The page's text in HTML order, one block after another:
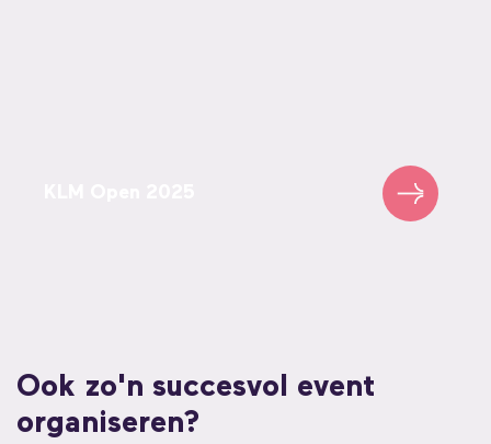
Ook zo'n succesvol event
organiseren?